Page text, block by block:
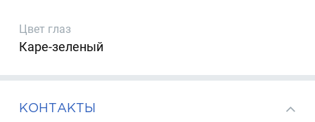
Цвет глаз
Каре-зеленый
КОНТАКТЫ